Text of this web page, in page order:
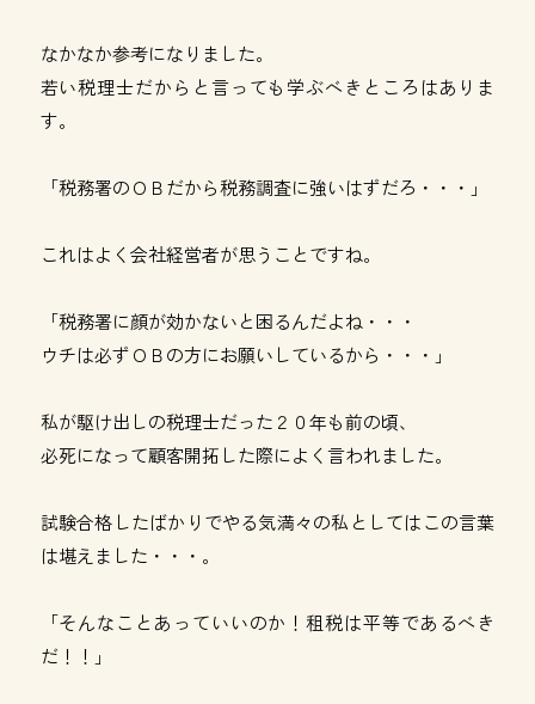
なかなか参考になりました。
若い税理士だからと言っても学ぶべきところはありま
す。
「税務署のＯＢだから税務調査に強いはずだろ・・・」
これはよく会社経営者が思うことですね。
「税務署に顔が効かないと困るんだよね・・・
ウチは必ずＯＢの方にお願いしているから・・・」
私が駆け出しの税理士だった２０年も前の頃、
必死になって顧客開拓した際によく言われました。
試験合格したばかりでやる気満々の私としてはこの言葉
は堪えました・・・。
「そんなことあっていいのか！租税は平等であるべき
だ！！」